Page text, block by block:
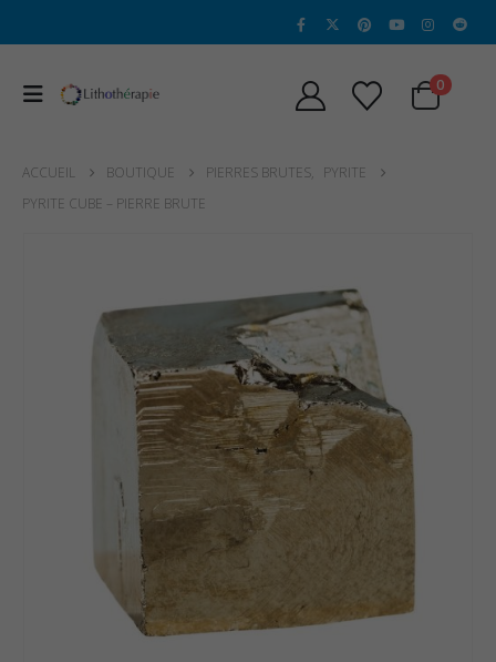
0
ACCUEIL BOUTIQUE PIERRES BRUTES, PYRITE
PYRITE CUBE – PIERRE BRUTE